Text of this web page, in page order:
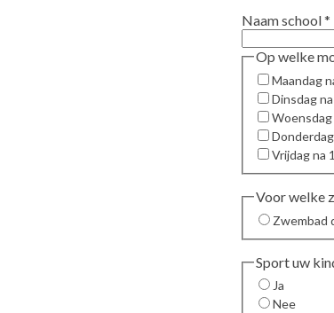
Naam school*
Maandag
Dinsdag
Vrijdag na
Voor welke
Zwembad
Sport uw
Ja
Nee